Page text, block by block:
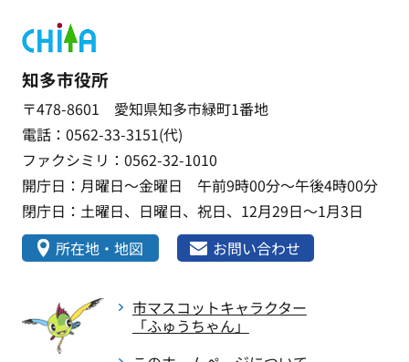
知多市役所
〒478-8601 愛知県知多市緑町1番地
電話：0562-33-3151(代)
ファクシミリ：0562-32-1010
開庁日：月曜日～金曜日 午前9時00分～午後4時00分
閉庁日：土曜日、日曜日、祝日、12月29日～1月3日
所在地・地図
お問い合わせ
市マスコットキャラクター
「ふゅうちゃん」